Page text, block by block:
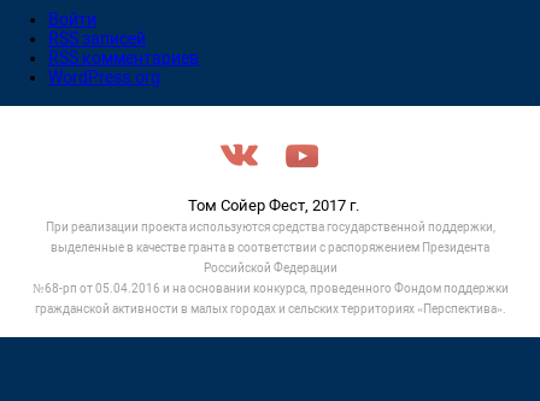
Войти
RSSзаписей
RSS комментариев
WordPress.org
Том Сойер Фест, 2017 г.
При реализации проекта используются средства государственной поддержки,
выделенные в качестве гранта в соответствии c распоряжением Президента
Российской Федерации
№68-рп от 05.04.2016 и на основании конкурса, проведенного Фондом поддержки
гражданской активности в малых городах и сельских территориях «Перспектива».